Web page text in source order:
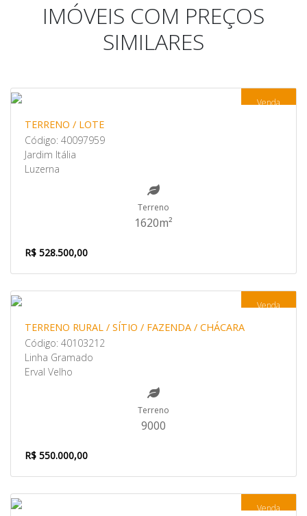
IMÓVEIS COM PREÇOS
SIMILARES
Venda
TERRENO / LOTE
Código: 40097959
Jardim Itália
Luzerna
Terreno
1620m²
R$ 528.500,00
Venda
TERRENO RURAL / SÍTIO / FAZENDA / CHÁCARA
Código: 40103212
Linha Gramado
Erval Velho
Terreno
9000
R$ 550.000,00
Venda